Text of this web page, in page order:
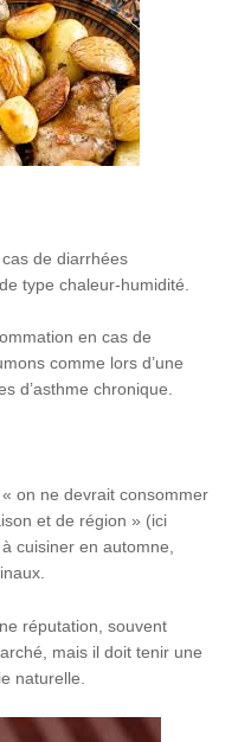
de diarrhées
type chaleur-humidité.
en cas de
comme lors d’une
d’asthme chronique.
on ne devrait consommer
et de région » (ici
cuisiner en automne,
réputation, souvent
mais il doit tenir une
naturelle.